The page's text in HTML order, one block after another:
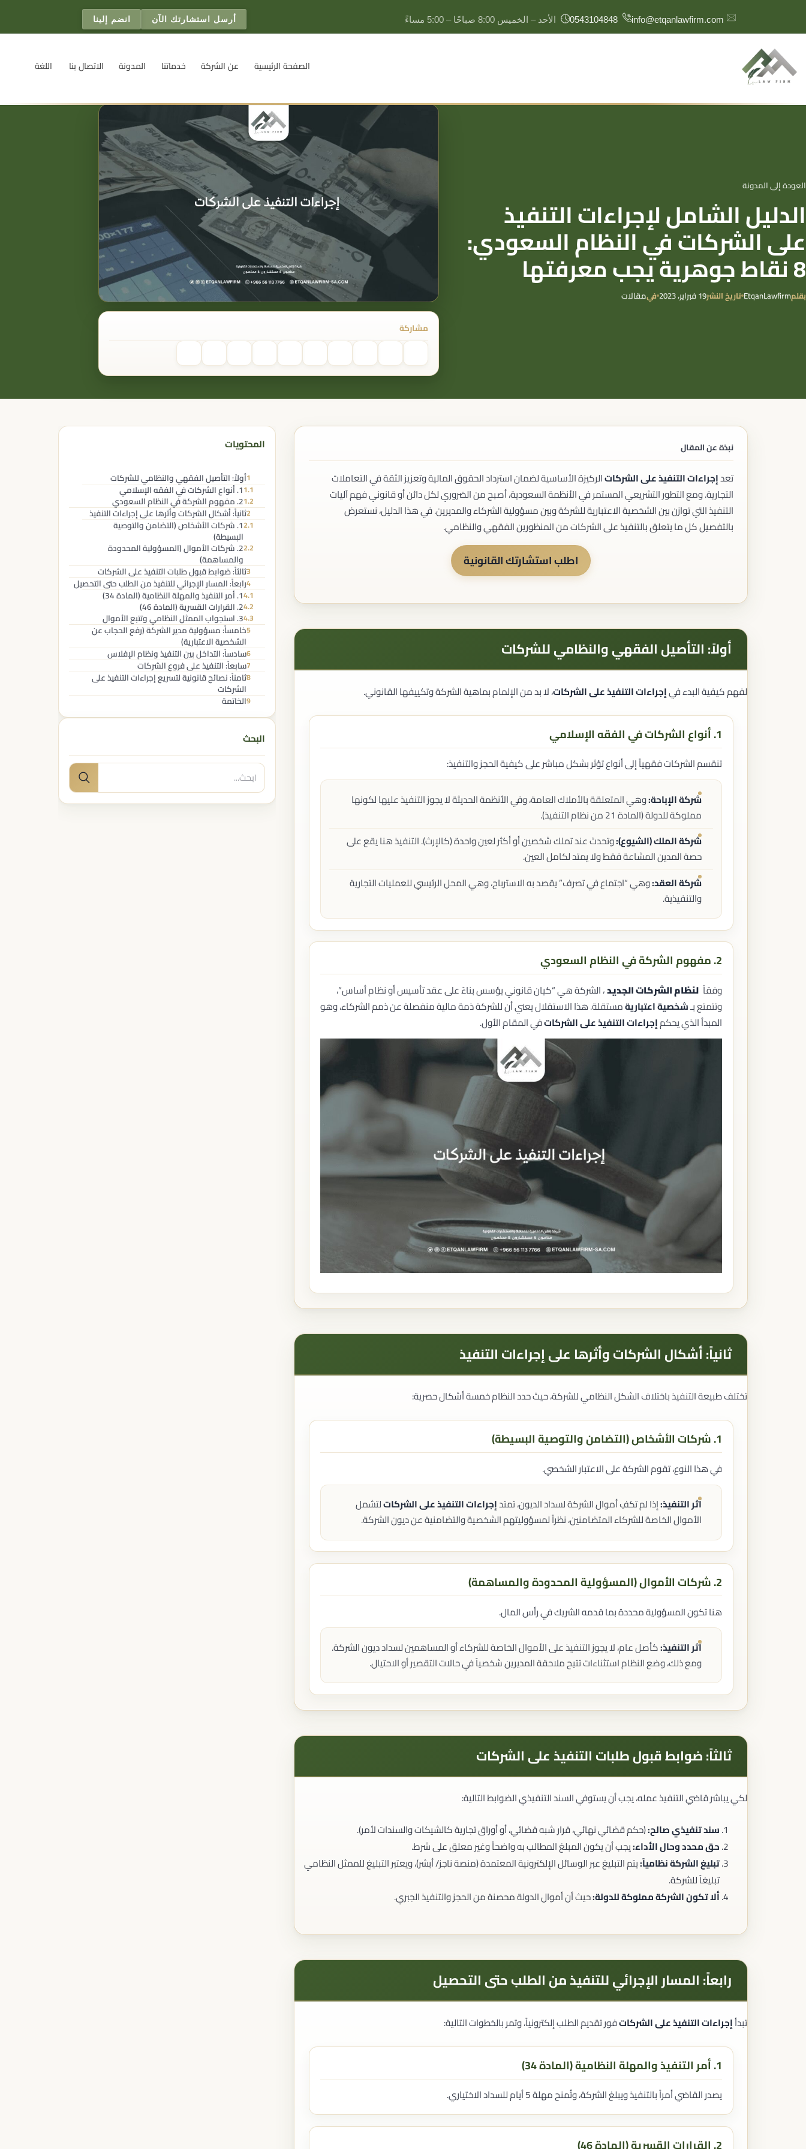
info@etqanlawfirm.com
0543104848 الأحد – الخميس 8:00 صباحًا – 5:00 مساءً أرسل استشارتك الآن انضم إلينا
الصفحة الرئيسية عن الشركة خدماتنا
حوكمة المنشآت
حوكمة الشركات
حوكمة المنظمات غير الربحية
حوكمة المؤسسات المالية
حوكمة شركات التأمين
حوكمة المنشآت الصحية
تأسيس الشركات
تأسيس الشركات الأجنبية
خدمات المستثمرين
إعداد اتفاقيات الامتياز
تسجيل الامتياز التجاري
الامتثال لنظام الامتياز التجاري
الملكية الفكرية
حماية حقوق الملكية الفكرية
التحكيم
التحكيم التجاري
تسوية المنازعات
تنفيذ أحكام التحكيم
القضايا التجارية
المطالبات المالية للمنشآت
منازعات العقود التجارية
منازعات الشركاء
الأوراق التجارية
الدعاوى الإدارية
التظلمات
منازعات الجهات الحكومية
المرافعة والمدافعة
التمثيل أمام المحاكم
التمثيل أمام اللجان القضائية
التمثيل أمام الجهات شبه القضائية
القضايا العقارية
الملكية العقارية
الأحوال الشخصية
إقامة الموهوبين
أنواع الإقامات في المملكة
الاستشارات القانونية
الاستشارات للشركات
الاستشارات للأفراد
مراجعة المخاطر القانونية
إعداد اللوائح
إعداد المذكرات القانونية
الاتفاقيات التجارية
خدمات كاتب العدل
إنهاء الإجراءات الحكومية
متابعة المعاملات
الفصل وإنهاء الخدمة
الحوكمة الرياضية
المحتوى المحلي
الامتثال لمتطلبات المحتوى المحلي
المدونة الاتصال بنا اللغة
العودة إلى المدونة
الدليل الشامل لإجراءات التنفيذ
على الشركات في النظام السعودي:
8 نقاط جوهرية يجب معرفتها
بقلمEtqanLawfirm تاريخ النشر19 فبراير، 2023 فيمقالات
مشاركة
نبذة عن المقال
تعدإجراءات التنفيذ على الشركاتالركيزة الأساسية لضمان استرداد الحقوق المالية وتعزيز الثقة في التعاملات
التجارية. ومع التطور التشريعي المستمر في الأنظمة السعودية، أصبح من الضروري لكل دائن أو قانوني فهم آليات
التنفيذ التي توازن بين الشخصية الاعتبارية للشركة وبين مسؤولية الشركاء والمديرين. في هذا الدليل، نستعرض
بالتفصيل كل ما يتعلق بالتنفيذ على الشركات من المنظورين الفقهي والنظامي.
اطلب استشارتك القانونية
أولاً: التأصيل الفقهي والنظامي للشركات
لفهم كيفية البدء فيإجراءات التنفيذ على الشركات، لا بد من الإلمام بماهية الشركة وتكييفها القانوني.
1. أنواع الشركات في الفقه الإسلامي
تنقسم الشركات فقهياً إلى أنواع تؤثر بشكل مباشر على كيفية الحجز والتنفيذ:
شركة الإباحة:وهي المتعلقة بالأملاك العامة، وفي الأنظمة الحديثة لا يجوز التنفيذ عليها لكونها
مملوكة للدولة (المادة 21 من نظام التنفيذ).
شركة الملك (الشيوع):وتحدث عند تملك شخصين أو أكثر لعين واحدة (كالإرث). التنفيذ هنا يقع على
حصة المدين المشاعة فقط ولا يمتد لكامل العين.
شركة العقد:وهي “اجتماع في تصرف” يقصد به الاسترباح، وهي المحل الرئيسي للعمليات التجارية
والتنفيذية.
2. مفهوم الشركة في النظام السعودي
وفقاً لنظام الشركات الجديد، الشركة هي “كيان قانوني يؤسس بناءً على عقد تأسيس أو نظام أساس”،
وتتمتع بـشخصية اعتباريةمستقلة. هذا الاستقلال يعني أن للشركة ذمة مالية منفصلة عن ذمم الشركاء، وهو
المبدأ الذي يحكمإجراءات التنفيذ على الشركاتفي المقام الأول.
ثانياً: أشكال الشركات وأثرها على إجراءات التنفيذ
تختلف طبيعة التنفيذ باختلاف الشكل النظامي للشركة، حيث حدد النظام خمسة أشكال حصرية:
1. شركات الأشخاص (التضامن والتوصية البسيطة)
في هذا النوع، تقوم الشركة على الاعتبار الشخصي.
أثر التنفيذ:إذا لم تكفِ أموال الشركة لسداد الديون، تمتدإجراءات التنفيذ على الشركاتلتشمل
الأموال الخاصة للشركاء المتضامنين، نظراً لمسؤوليتهم الشخصية والتضامنية عن ديون الشركة.
2. شركات الأموال (المسؤولية المحدودة والمساهمة)
هنا تكون المسؤولية محددة بما قدمه الشريك في رأس المال.
أثر التنفيذ:كأصل عام، لا يجوز التنفيذ على الأموال الخاصة للشركاء أو المساهمين لسداد ديون الشركة.
ومع ذلك، وضع النظام استثناءات تتيح ملاحقة المديرين شخصياً في حالات التقصير أو الاحتيال.
ثالثاً: ضوابط قبول طلبات التنفيذ على الشركات
لكي يباشر قاضي التنفيذ عمله، يجب أن يستوفي السند التنفيذي الضوابط التالية:
سند تنفيذي صالح:(حكم قضائي نهائي، قرار شبه قضائي، أو أوراق تجارية كالشيكات والسندات لأمر).
حق محدد وحال الأداء:يجب أن يكون المبلغ المطالب به واضحاً وغير معلق على شرط.
تبليغ الشركة نظامياً:يتم التبليغ عبر الوسائل الإلكترونية المعتمدة (منصة ناجز/ أبشر)، ويعتبر التبليغ للممثل النظامي
تبليغاً للشركة.
ألا تكون الشركة مملوكة للدولة:حيث أن أموال الدولة محصنة من الحجز والتنفيذ الجبري.
رابعاً: المسار الإجرائي للتنفيذ من الطلب حتى التحصيل
تبدأإجراءات التنفيذ على الشركاتفور تقديم الطلب إلكترونياً، وتمر بالخطوات التالية:
1. أمر التنفيذ والمهلة النظامية (المادة 34)
يصدر القاضي أمراً بالتنفيذ ويبلغ الشركة، وتُمنح مهلة 5 أيام للسداد الاختياري.
2. القرارات القسرية (المادة 46)
المحتويات
1أولاً: التأصيل الفقهي والنظامي للشركات
1.11. أنواع الشركات في الفقه الإسلامي
1.22. مفهوم الشركة في النظام السعودي
2ثانياً: أشكال الشركات وأثرها على إجراءات التنفيذ
2.1 1. شركات الأشخاص (التضامن والتوصية
البسيطة)
2.2 2. شركات الأموال (المسؤولية المحدودة
والمساهمة)
3ثالثاً: ضوابط قبول طلبات التنفيذ على الشركات
4رابعاً: المسار الإجرائي للتنفيذ من الطلب حتى التحصيل
4.11. أمر التنفيذ والمهلة النظامية (المادة 34)
4.22. القرارات القسرية (المادة 46)
4.33. استجواب الممثل النظامي وتتبع الأموال
5خامساً: مسؤولية مدير الشركة (رفع الحجاب عن
الشخصية الاعتبارية)
6سادساً: التداخل بين التنفيذ ونظام الإفلاس
7سابعاً: التنفيذ على فروع الشركات
8ثامناً: نصائح قانونية لتسريع إجراءات التنفيذ على
الشركات
9الخاتمة
البحث
البحث
عن:
بحث